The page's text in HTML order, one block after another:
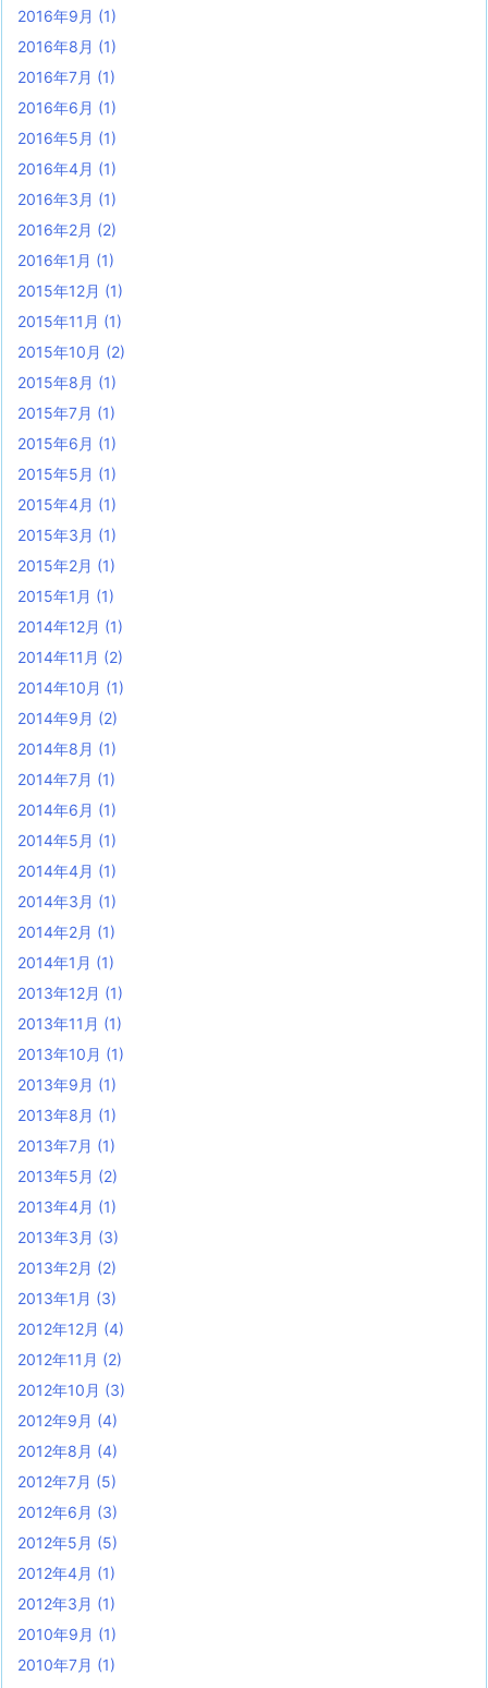
2016年9月 (1)
2016年8月 (1)
2016年7月 (1)
2016年6月 (1)
2016年5月 (1)
2016年4月 (1)
2016年3月 (1)
2016年2月 (2)
2016年1月 (1)
2015年12月 (1)
2015年11月 (1)
2015年10月 (2)
2015年8月 (1)
2015年7月 (1)
2015年6月 (1)
2015年5月 (1)
2015年4月 (1)
2015年3月 (1)
2015年2月 (1)
2015年1月 (1)
2014年12月 (1)
2014年11月 (2)
2014年10月 (1)
2014年9月 (2)
2014年8月 (1)
2014年7月 (1)
2014年6月 (1)
2014年5月 (1)
2014年4月 (1)
2014年3月 (1)
2014年2月 (1)
2014年1月 (1)
2013年12月 (1)
2013年11月 (1)
2013年10月 (1)
2013年9月 (1)
2013年8月 (1)
2013年7月 (1)
2013年5月 (2)
2013年4月 (1)
2013年3月 (3)
2013年2月 (2)
2013年1月 (3)
2012年12月 (4)
2012年11月 (2)
2012年10月 (3)
2012年9月 (4)
2012年8月 (4)
2012年7月 (5)
2012年6月 (3)
2012年5月 (5)
2012年4月 (1)
2012年3月 (1)
2010年9月 (1)
2010年7月 (1)